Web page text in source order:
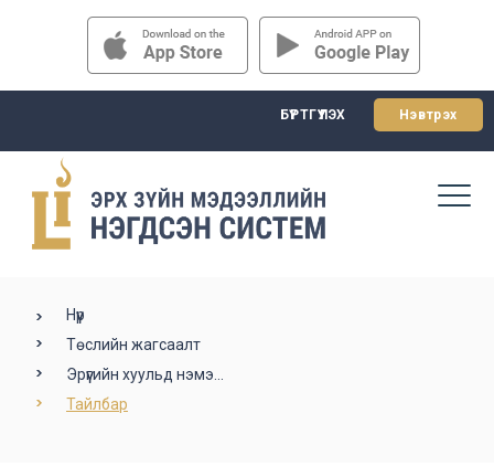
БҮРТГҮҮЛЭХ Нэвтрэх
Нүүр
Төслийн жагсаалт
Эрүүгийн хуульд нэмэ...
Тайлбар